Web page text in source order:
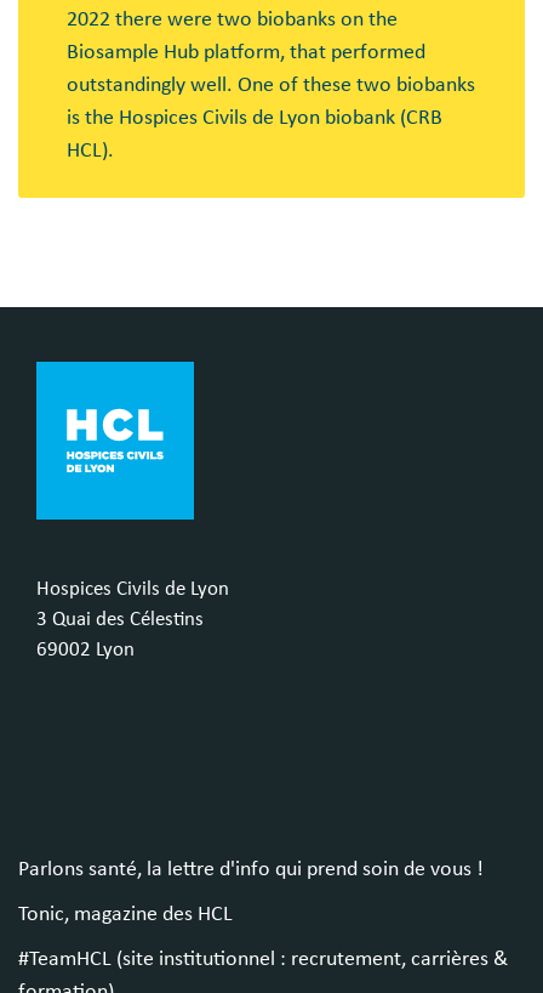
2022 there were two biobanks on the
Biosample Hub platform, that performed
outstandingly well. One of these two biobanks
is the Hospices Civils de Lyon biobank (CRB
HCL).
Hospices Civils de Lyon
3 Quai des Célestins
69002 Lyon
Parlons santé, la lettre d'info qui prend soin de vous !
Tonic, magazine des HCL
#TeamHCL (site institutionnel : recrutement, carrières &